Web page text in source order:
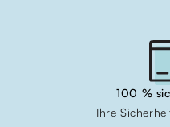
100 %
Ihre